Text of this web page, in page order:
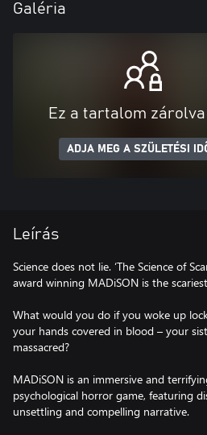
Galéria
Ez a tartalom zárolva
ADJA MEG A SZÜLETÉSI
Leírás
Science does not lie. ‘The Science of
award winning MADiSON is the
What would you do if you woke up
your hands covered in blood – your
massacred?
MADiSON is an immersive and
psychological horror game, featuring
unsettling and compelling narrative.